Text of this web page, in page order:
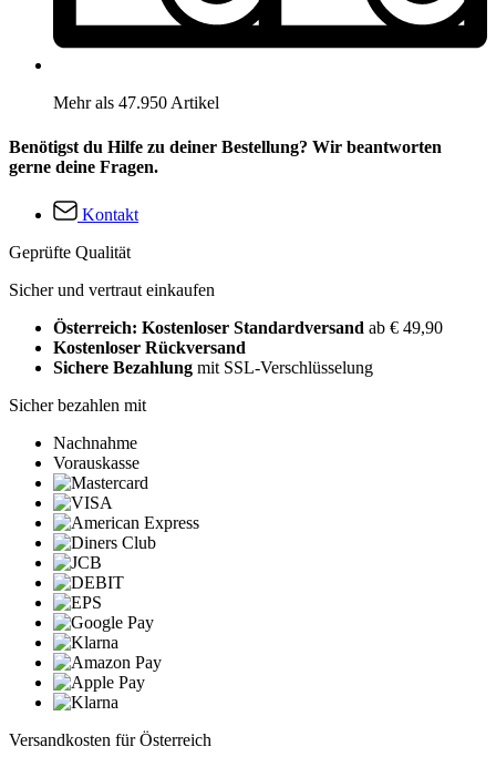
Mehr als 47.950 Artikel
Benötigst du Hilfe zu deiner Bestellung? Wir beantworten
gerne deine Fragen.
Kontakt
Geprüfte Qualität
Sicher und vertraut einkaufen
Österreich: Kostenloser Standardversand ab € 49,90
Kostenloser Rückversand
Sichere Bezahlung mit SSL-Verschlüsselung
Sicher bezahlen mit
Nachnahme
Vorauskasse
Versandkosten für Österreich